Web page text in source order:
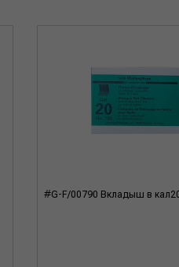
#G-F/00790 Вкладыш в